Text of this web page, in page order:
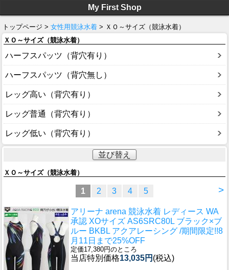
My First Shop
トップページ > 女性用競泳水着 > ＸＯ～サイズ（競泳水着）
ＸＯ～サイズ（競泳水着）
ハーフスパッツ（背穴有り）
ハーフスパッツ（背穴無し）
レッグ高い（背穴有り）
レッグ普通（背穴有り）
レッグ低い（背穴有り）
並び替え
ＸＯ～サイズ（競泳水着）
>
1 2 3 4 5
アリーナ arena 競泳水着 レディース WA
承認 XOサイズ AS6SRC80L ブラック×ブ
ルー BKBL アクアレーシング /期間限定!!8
月11日まで25%OFF
定価17,380円のところ
当店特別価格13,035円 (税込)